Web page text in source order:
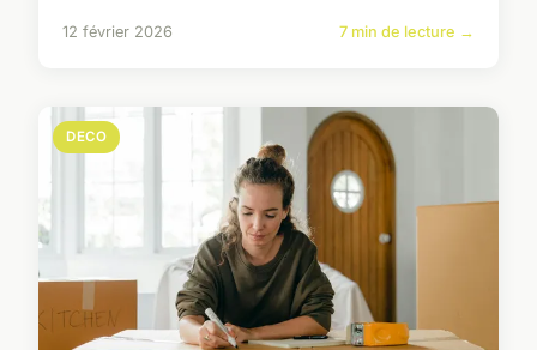
12 février 2026 7 min de lecture →
DECO